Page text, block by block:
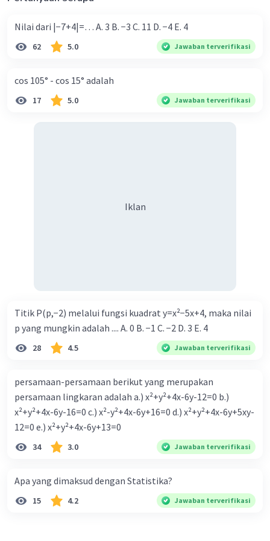
Nilai dari |−7+4|=… A. 3 B. −3 C. 11 D. −4 E. 4
62 5.0 Jawaban terverifikasi
cos 105° - cos 15° adalah
17 5.0 Jawaban terverifikasi
Iklan
Titik P(p,−2) melalui fungsi kuadrat y=x²−5x+4, maka nilai
p yang mungkin adalah .... A. 0 B. −1 C. −2 D. 3 E. 4
28 4.5 Jawaban terverifikasi
persamaan-persamaan berikut yang merupakan
persamaan lingkaran adalah a.) x²+y²+4x-6y-12=0 b.)
x²+y²+4x-6y-16=0 c.) x²-y²+4x-6y+16=0 d.) x²+y²+4x-6y+5xy-
12=0 e.) x²+y²+4x-6y+13=0
34 3.0 Jawaban terverifikasi
Apa yang dimaksud dengan Statistika?
15 4.2 Jawaban terverifikasi